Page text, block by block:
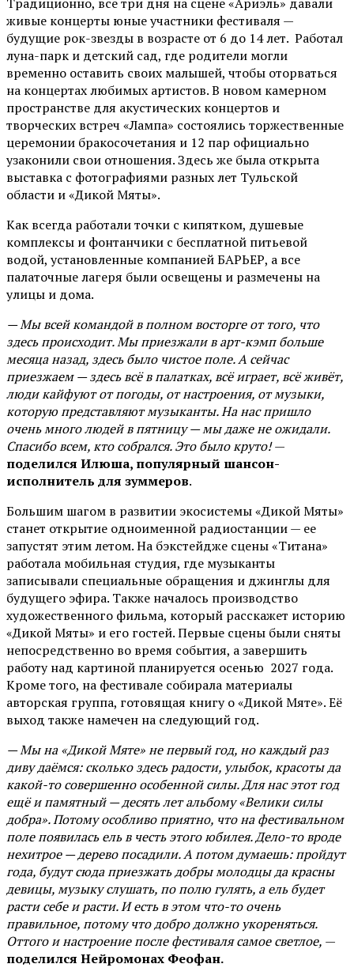
живые концерты юные участники фестиваля —
будущие рок-звезды в возрасте от 6 до 14 лет. Работал
луна-парк и детский сад, где родители могли
временно оставить своих малышей, чтобы оторваться
на концертах любимых артистов. В новом камерном
пространстве для акустических концертов и
творческих встреч «Лампа» состоялись торжественные
церемонии бракосочетания и 12 пар официально
узаконили свои отношения. Здесь же была открыта
выставка с фотографиями разных лет Тульской
области и «Дикой Мяты».
Как всегда работали точки с кипятком, душевые
комплексы и фонтанчики с бесплатной питьевой
водой, установленные компанией БАРЬЕР, а все
палаточные лагеря были освещены и размечены на
улицы и дома.
— Мы всей командой в полном восторге от того, что
здесь происходит. Мы приезжали в арт-кэмп больше
месяца назад, здесь было чистое поле. А сейчас
приезжаем — здесь всё в палатках, всё играет, всё живёт,
люди кайфуют от погоды, от настроения, от музыки,
которую представляют музыканты. На нас пришло
очень много людей в пятницу — мы даже не ожидали.
Спасибо всем, кто собрался. Это было круто!—
поделился Илюша, популярный шансон-
исполнитель для зуммеров.
Большим шагом в развитии экосистемы «Дикой Мяты»
станет открытие одноименной радиостанции — ее
запустят этим летом. На бэкстейдже сцены «Титана»
работала мобильная студия, где музыканты
записывали специальные обращения и джинглы для
будущего эфира. Также началось производство
художественного фильма, который расскажет историю
«Дикой Мяты» и его гостей. Первые сцены были сняты
непосредственно во время события, а завершить
работу над картиной планируется осенью 2027 года.
Кроме того, на фестивале собирала материалы
авторская группа, готовящая книгу о «Дикой Мяте». Её
выход также намечен на следующий год.
— Мы на «Дикой Мяте» не первый год, но каждый раз
диву даёмся: сколько здесь радости, улыбок, красоты да
какой-то совершенно особенной силы. Для нас этот год
ещё и памятный — десять лет альбому «Велики силы
добра». Потому особливо приятно, что на фестивальном
поле появилась ель в честь этого юбилея. Дело-то вроде
нехитрое — дерево посадили. А потом думаешь: пройдут
года, будут сюда приезжать добры молодцы да красны
девицы, музыку слушать, по полю гулять, а ель будет
расти себе и расти. И есть в этом что-то очень
правильное, потому что добро должно укореняться.
Оттого и настроение после фестиваля самое светлое, —
поделился Нейромонах Феофан.